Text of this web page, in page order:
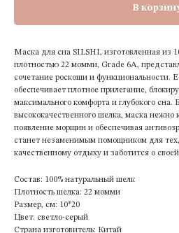
В
Маска для сна SILSHI, изготовленная из
плотностью 22 момми, Grade 6A,
сочетание роскоши и функциональности.
обеспечивает плотное прилегание,
максимального комфорта и глубокого сна.
высококачественного шелка, маска нежно
появление морщин и обеспечивая
станет незаменимым помощником для
качественному отдыху и заботится о
Состав: 100% натуральный шелк
Плотность шелка: 22 момми
Размер, см: 10*20
Цвет: светло-серый
Страна изготовитель: Китай